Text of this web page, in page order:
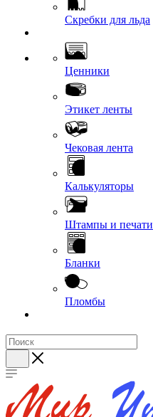
Скребки для льда
Ценники
Этикет ленты
Чековая лента
Калькуляторы
Штампы и печати
Бланки
Пломбы